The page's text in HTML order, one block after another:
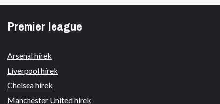
Premier league
Arsenal hírek
Liverpool hírek
Chelsea hírek
Manchester United hírek